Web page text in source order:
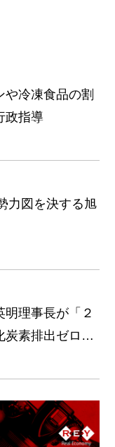
や冷凍食品の割
政指導
力図を決する旭
明理事長が「２
炭素排出ゼロの
テスコに追随